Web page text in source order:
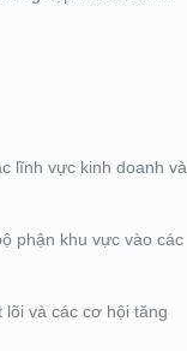
lĩnh vực kinh doanh và
phận khu vực vào các
và các cơ hội tăng